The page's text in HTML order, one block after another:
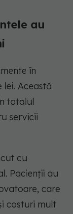
au
în
lei. Această
totalul
servicii
cu
Pacienții au
care
costuri mult